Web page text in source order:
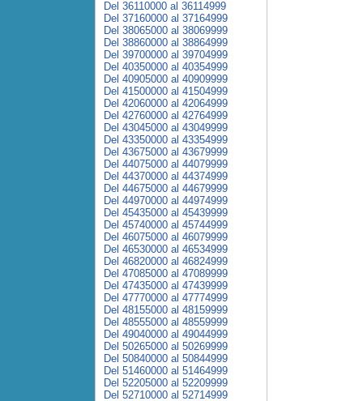
Del 36110000 al 36114999
Del 37160000 al 37164999
Del 38065000 al 38069999
Del 38860000 al 38864999
Del 39700000 al 39704999
Del 40350000 al 40354999
Del 40905000 al 40909999
Del 41500000 al 41504999
Del 42060000 al 42064999
Del 42760000 al 42764999
Del 43045000 al 43049999
Del 43350000 al 43354999
Del 43675000 al 43679999
Del 44075000 al 44079999
Del 44370000 al 44374999
Del 44675000 al 44679999
Del 44970000 al 44974999
Del 45435000 al 45439999
Del 45740000 al 45744999
Del 46075000 al 46079999
Del 46530000 al 46534999
Del 46820000 al 46824999
Del 47085000 al 47089999
Del 47435000 al 47439999
Del 47770000 al 47774999
Del 48155000 al 48159999
Del 48555000 al 48559999
Del 49040000 al 49044999
Del 50265000 al 50269999
Del 50840000 al 50844999
Del 51460000 al 51464999
Del 52205000 al 52209999
Del 52710000 al 52714999